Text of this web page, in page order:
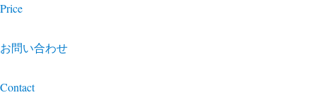
Price
お問い合わせ
Contact